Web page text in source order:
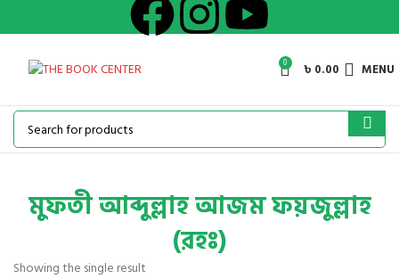
0 ৳ 0.00 MENU
মুফতী আব্দুল্লাহ আজম ফয়জুল্লাহ
(রহঃ)
Showing the single result